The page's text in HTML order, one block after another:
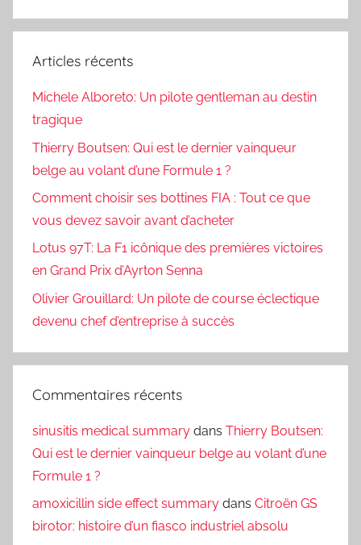
:
Articles récents
Michele Alboreto: Un pilote gentleman au destin
tragique
Thierry Boutsen: Qui est le dernier vainqueur
belge au volant d’une Formule 1 ?
Comment choisir ses bottines FIA : Tout ce que
vous devez savoir avant d’acheter
Lotus 97T: La F1 icônique des premières victoires
en Grand Prix d’Ayrton Senna
Olivier Grouillard: Un pilote de course éclectique
devenu chef d’entreprise à succès
Commentaires récents
sinusitis medical summary dans Thierry Boutsen:
Qui est le dernier vainqueur belge au volant d’une
Formule 1 ?
amoxicillin side effect summary dans Citroën GS
birotor: histoire d’un fiasco industriel absolu